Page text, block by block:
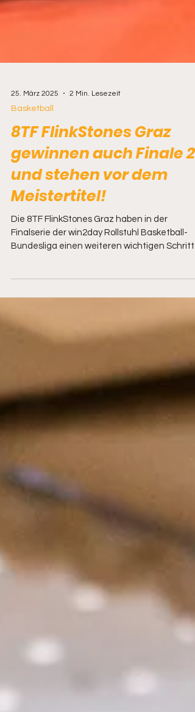
25. März 2025 2 Min. Lesezeit
Basketball
8TF FlinkStones Graz
gewinnen auch Finale 2
und stehen vor dem
Finalserie der win2day Rollstuhl Basketball-
Richtung...